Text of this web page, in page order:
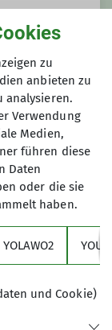
zu
anbieten zu
analysieren.
Verwendung
Medien,
führen diese
Daten
oder die sie
haben.
YOLAWO2
und Cookie)